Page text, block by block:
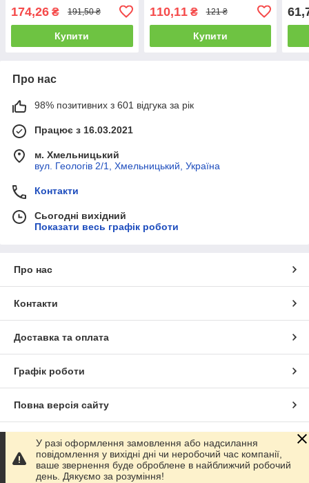
174,26 ₴ 191,50 ₴
Купити
110,11₴ 121 ₴
Купити
Про нас
98% позитивних з 601 відгука за рік
Працює з 16.03.2021
м. Хмельницький
вул. Геологів 2/1, Хмельницький, Україна
Контакти
Сьогодні вихідний
Показати весь графік роботи
Про нас
Контакти
Доставка та оплата
Графік роботи
Повна версія сайту
Сайт створено на маркетплейсі Prom.ua
Політика конфіденційності
У разі оформлення замовлення або надсилання
повідомлення у вихідні дні чи неробочий час компанії,
ваше звернення буде оброблене в найближчий робочий
день. Дякуємо за розуміння!